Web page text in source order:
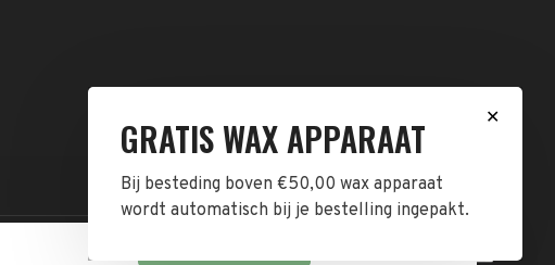
✕
GRATIS WAX APPARAAT
Bij besteding boven €50,00 wax apparaat
wordt automatisch bij je bestelling ingepakt.